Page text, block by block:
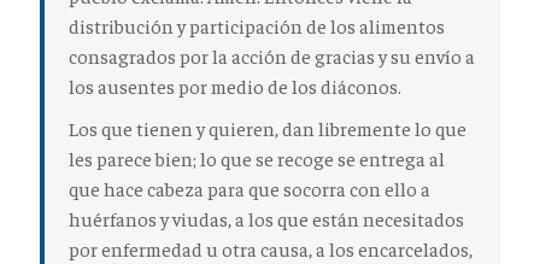
distribución y participación de los alimentos
consagrados por la acción de gracias y su envío a
los ausentes por medio de los diáconos.
Los que tienen y quieren, dan libremente lo que
les parece bien; lo que se recoge se entrega al
que hace cabeza para que socorra con ello a
huérfanos y viudas, a los que están necesitados
por enfermedad u otra causa, a los encarcelados,